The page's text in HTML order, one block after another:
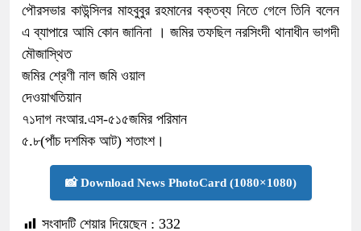
পৌরসভার কাউন্সিলর মাহবুবুর রহমানের বক্তব্য নিতে গেলে তিনি বলেন
এ ব্যাপারে আমি কোন জানিনা । জমির তফছিল নরসিংদী থানাধীন ভাগদী
মৌজাস্থিত
জমির শ্রেণী নাল জমি ওয়াল
দেওয়াখতিয়ান
৭১দাগ নংআর.এস-৫১৫জমির পরিমান
৫.৮(পাঁচ দশমিক আট) শতাংশ।
📸 Download News PhotoCard (1080×1080)
সংবাদটি শেয়ার দিয়েছেন : 332